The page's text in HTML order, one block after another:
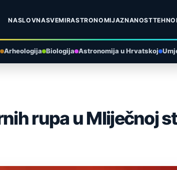
NASLOVNASVEMIRASTRONOMIJAZNANOST
Arheologija Biologija Astronomija u Hrvatskoj
rupa u Mliječnoj